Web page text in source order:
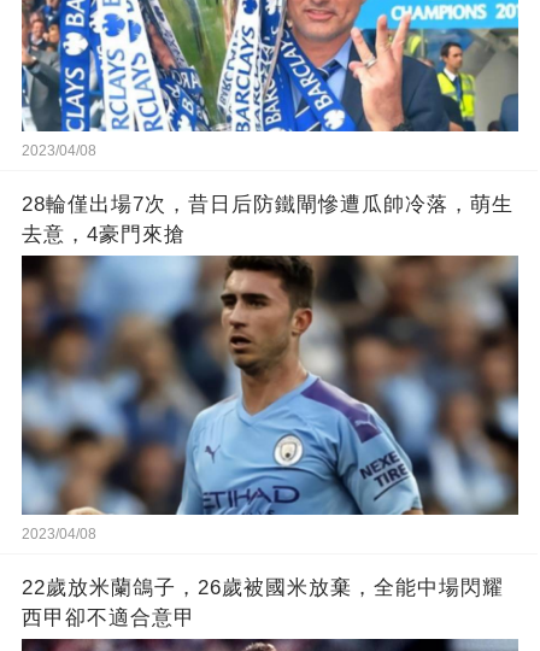
2023/04/08
28輪僅出場7次，昔日后防鐵閘慘遭瓜帥冷落，萌生
去意，4豪門來搶
2023/04/08
22歲放米蘭鴿子，26歲被國米放棄，全能中場閃耀
西甲卻不適合意甲